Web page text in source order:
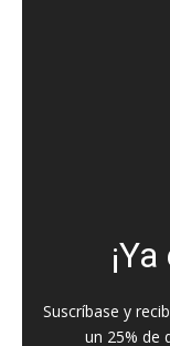
Suscríbase y
un 25% de